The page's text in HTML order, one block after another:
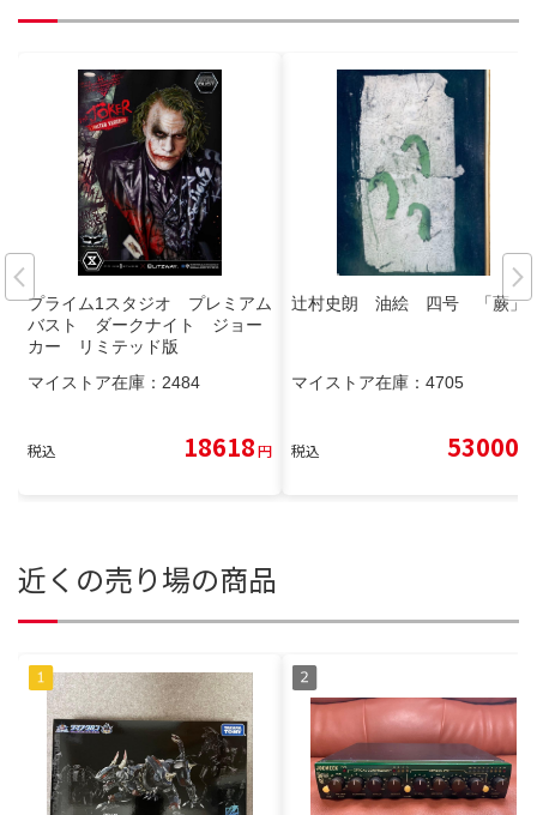
プライム1スタジオ プレミアム
バスト ダークナイト ジョー
カー リミテッド版
マイストア在庫： 2484
税込 18618円
辻村史朗 油絵 四号 「蕨」
マイストア在庫： 4705
税込 53000
近くの売り場の商品